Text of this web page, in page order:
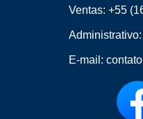
Ventas: +55
Administrativo:
E-mail: